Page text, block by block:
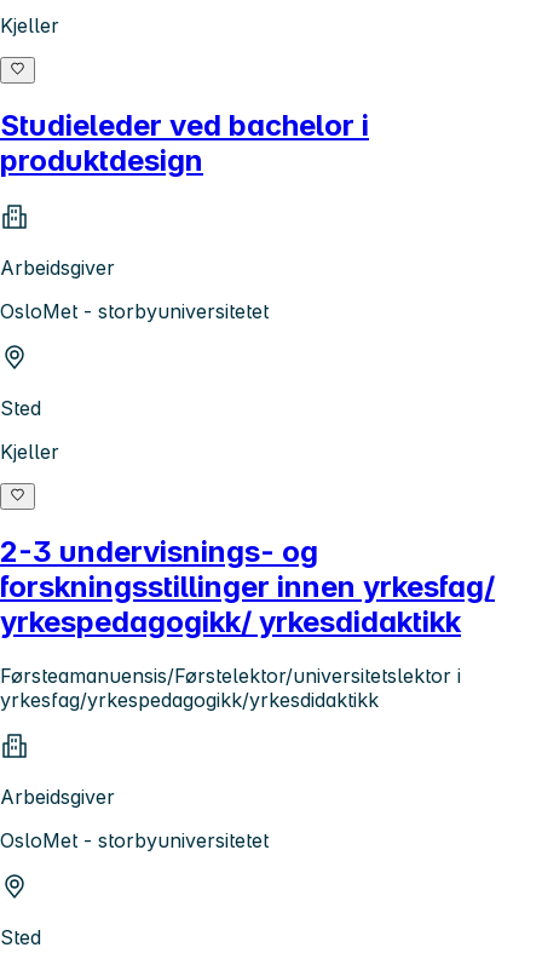
Kjeller
Studieleder ved bachelor i
produktdesign
Arbeidsgiver
OsloMet - storbyuniversitetet
Sted
Kjeller
2-3 undervisnings- og
forskningsstillinger innen yrkesfag/
yrkespedagogikk/ yrkesdidaktikk
Førsteamanuensis/Førstelektor/universitetslektor i
yrkesfag/yrkespedagogikk/yrkesdidaktikk
Arbeidsgiver
OsloMet - storbyuniversitetet
Sted